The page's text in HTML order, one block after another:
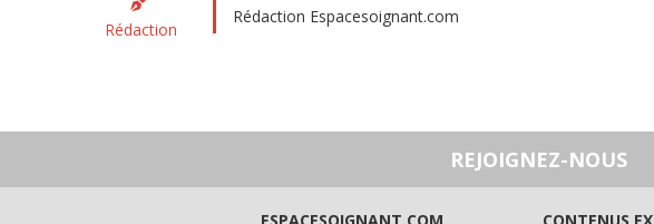
Rédaction
Rédaction Espacesoignant.com
REJOIGNEZ-NOUS